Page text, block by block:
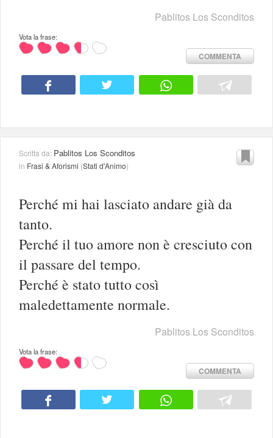
Pablitos Los Sconditos
Vota la frase:
COMMENTA
Scritta da: Pablitos Los Sconditos
in Frasi & Aforismi (Stati d'Animo)
Perché mi hai lasciato andare già da
tanto.
Perché il tuo amore non è cresciuto con
il passare del tempo.
Perché è stato tutto così
maledettamente normale.
Pablitos Los Sconditos
Vota la frase:
COMMENTA